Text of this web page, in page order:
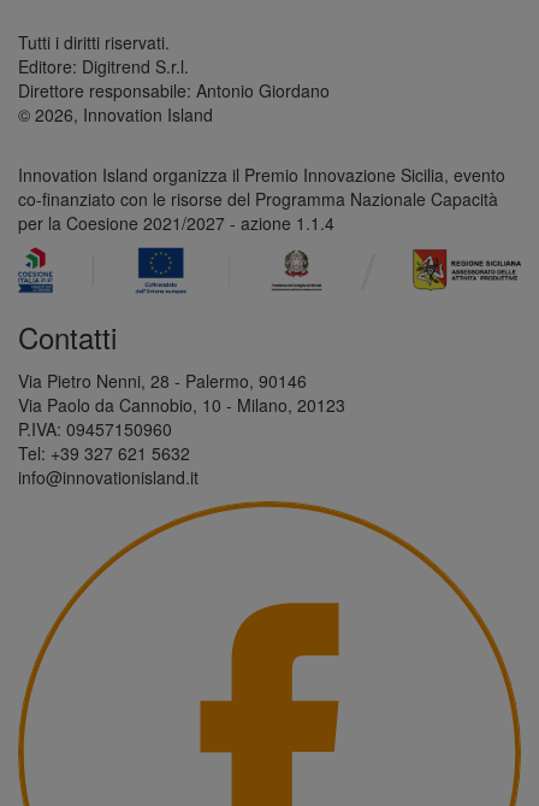
Tutti i diritti riservati.
Editore: Digitrend S.r.l.
Direttore responsabile: Antonio Giordano
© 2026, Innovation Island
Innovation Island organizza il Premio Innovazione Sicilia, evento
co-finanziato con le risorse del Programma Nazionale Capacità
per la Coesione 2021/2027 - azione 1.1.4
Contatti
Via Pietro Nenni, 28 - Palermo, 90146
Via Paolo da Cannobio, 10 - Milano, 20123
P.IVA: 09457150960
Tel: +39 327 621 5632
info@innovationisland.it